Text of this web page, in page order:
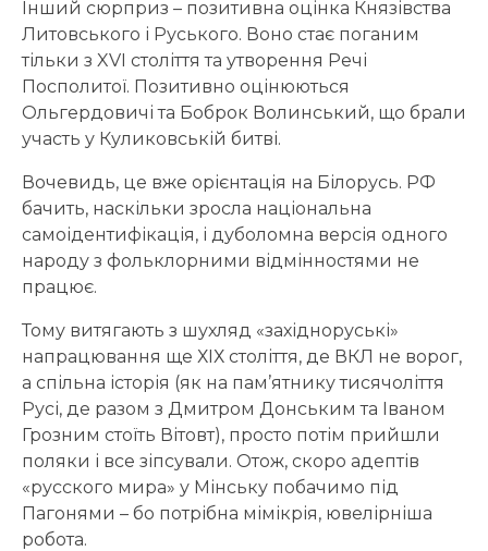
Інший сюрприз – позитивна оцінка Князівства
Литовського і Руського. Воно стає поганим
тільки з XVI століття та утворення Речі
Посполитої. Позитивно оцінюються
Ольгердовичі та Боброк Волинський, що брали
участь у Куликовській битві.
Вочевидь, це вже орієнтація на Білорусь. РФ
бачить, наскільки зросла національна
самоідентифікація, і дуболомна версія одного
народу з фольклорними відмінностями не
працює.
Тому витягають з шухляд «західноруські»
напрацювання ще ХІХ століття, де ВКЛ не ворог,
а спільна історія (як на пам’ятнику тисячоліття
Русі, де разом з Дмитром Донським та Іваном
Грозним стоїть Вітовт), просто потім прийшли
поляки і все зіпсували. Отож, скоро адептів
«русского мира» у Мінську побачимо під
Пагонями – бо потрібна мімікрія, ювелірніша
робота.